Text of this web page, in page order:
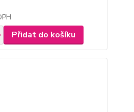
Přidat do košíku